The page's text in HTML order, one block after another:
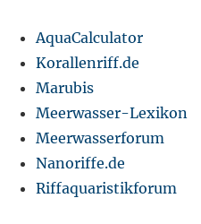
AquaCalculator
Korallenriff.de
Marubis
Meerwasser-Lexikon
Meerwasserforum
Nanoriffe.de
Riffaquaristikforum